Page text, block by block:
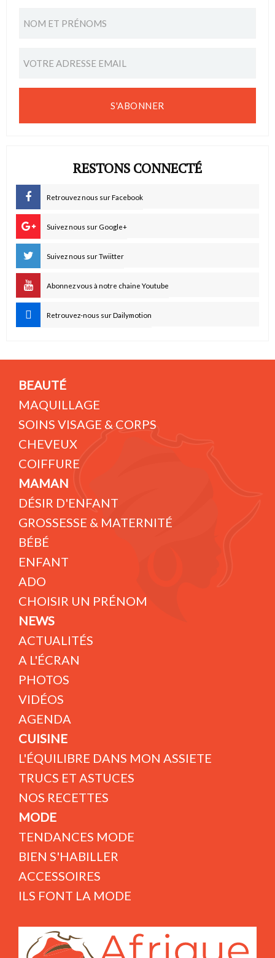
S'ABONNER
RESTONS CONNECTÉ
Retrouvez nous sur Facebook
Suivez nous sur Google+
Suivez nous sur Twiitter
Abonnez vous à notre chaine Youtube
Retrouvez-nous sur Dailymotion
BEAUTÉ
MAQUILLAGE
SOINS VISAGE & CORPS
CHEVEUX
COIFFURE
MAMAN
DÉSIR D'ENFANT
GROSSESSE & MATERNITÉ
BÉBÉ
ENFANT
ADO
CHOISIR UN PRÉNOM
NEWS
ACTUALITÉS
A L'ÉCRAN
PHOTOS
VIDÉOS
AGENDA
CUISINE
L'ÉQUILIBRE DANS MON ASSIETE
TRUCS ET ASTUCES
NOS RECETTES
MODE
TENDANCES MODE
BIEN S'HABILLER
ACCESSOIRES
ILS FONT LA MODE